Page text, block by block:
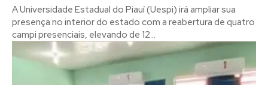
A Universidade Estadual do Piauí (Uespi) irá ampliar sua
presença no interior do estado com a reabertura de quatro
campi presenciais, elevando de 12...